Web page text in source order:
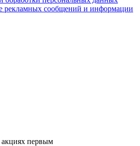
рекламных сообщений и информации
акциях первым